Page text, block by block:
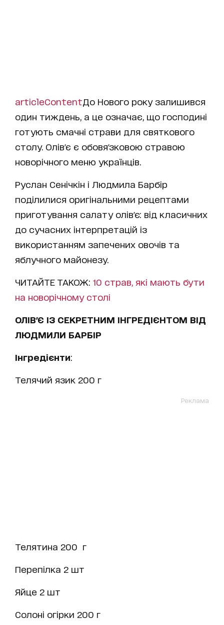
articleContentДо Нового року залишився
один тиждень, а це означає, що господині
готують смачні страви для святкового
столу. Олів'є є обовя'зковою стравою
новорічного меню українців.
Руслан Сенічкін і Людмила Барбір
поділилися оригінальними рецептами
приготування салату олів'є: від класичних
до сучасних інтерпретацій із
використанням запечених овочів та
яблучного майонезу.
ЧИТАЙТЕ ТАКОЖ: 10 страв, які мають бути
на новорічному столі
ОЛІВ'Є ІЗ СЕКРЕТНИМ ІНГРЕДІЄНТОМ ВІД
ЛЮДМИЛИ БАРБІР
Інгредієнти:
Телячий язик 200 г
Реклама
Телятина 200 г
Перепілка 2 шт
Яйце 2 шт
Солоні огірки 200 г